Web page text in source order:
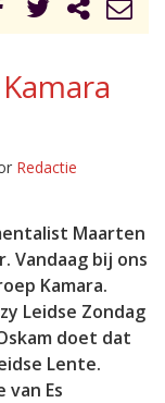
Redactie
Maarten
Vandaag bij ons
Kamara.
Leidse Zondag
doet dat
Lente.
van Es